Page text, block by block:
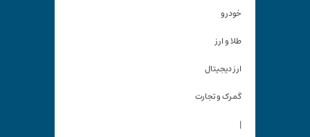
خودرو
طلا و ارز
ارز دیجیتال
گمرک و تجارت
|